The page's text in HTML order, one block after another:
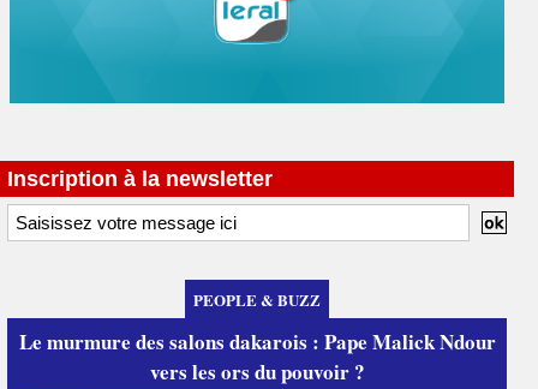
Inscription à la newsletter
PEOPLE & BUZZ
Le murmure des salons dakarois : Pape Malick Ndour
vers les ors du pouvoir ?